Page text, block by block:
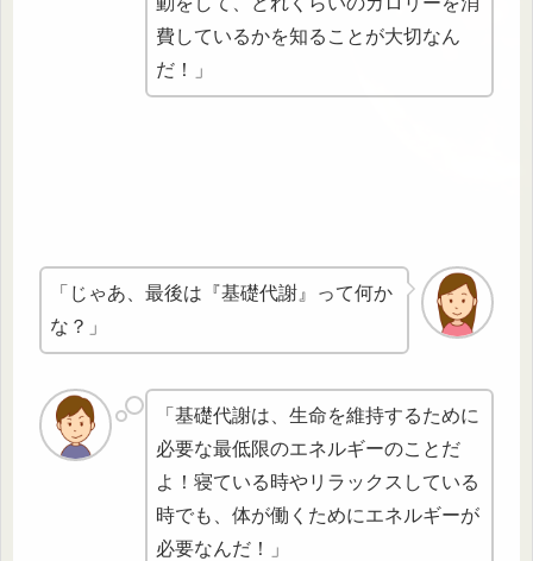
費しているかを知ることが大切なん
だ！」
「じゃあ、最後は『基礎代謝』って何か
な？」
「基礎代謝は、生命を維持するために
必要な最低限のエネルギーのことだ
よ！寝ている時やリラックスしている
時でも、体が働くためにエネルギーが
必要なんだ！」